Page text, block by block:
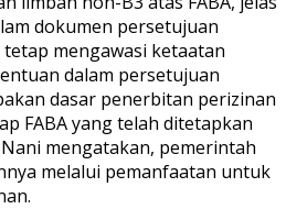
dokumen persetujuan
mengawasi ketaatan
dalam persetujuan
dasar penerbitan perizinan
FABA yang telah ditetapkan
mengatakan, pemerintah
melalui pemanfaatan untuk